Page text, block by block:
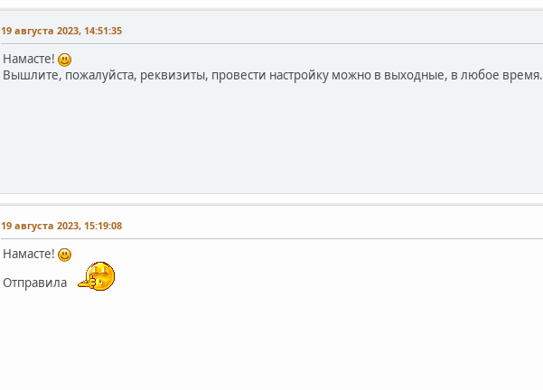
19 августа 2023, 14:51:35
Намасте!
Вышлите, пожалуйста, реквизиты, провести настройку можно в выходные, в любое время.
19 августа 2023, 15:19:08
Намасте!
Отправила